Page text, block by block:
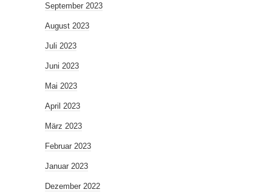
September 2023
August 2023
Juli 2023
Juni 2023
Mai 2023
April 2023
März 2023
Februar 2023
Januar 2023
Dezember 2022